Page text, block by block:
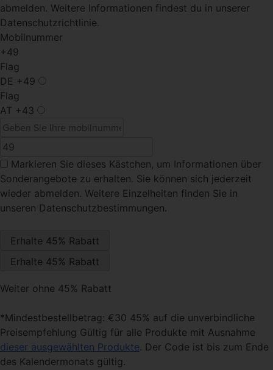
abmelden. Weitere Informationen findest du in unserer
Datenschutzrichtlinie.
Mobilnummer
+49
Flag
DE +49
Flag
AT +43
Markieren Sie dieses Kästchen , um Informationen über
Sonderangebote zu erhalten. Sie können sich jederzeit
wieder abmelden. Weitere Einzelheiten finden Sie in
unseren Datenschutzbestimmungen.
Weiter ohne 45% Rabatt
*Mindestbestellbetrag: €30 45% auf die unverbindliche
Preisempfehlung Gültig für alle Produkte mit Ausnahme
dieser ausgewählten Produkte. Der Code ist bis zum Ende
des Kalendermonats gültig.